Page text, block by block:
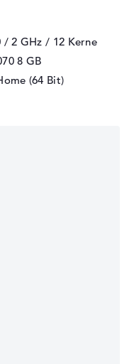
/ 2 GHz / 12 Kerne
8 GB
(64 Bit)